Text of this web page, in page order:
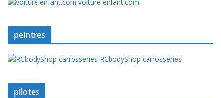
voiture enfant.com
peintres
RCbodyShop carrosseries
pilotes